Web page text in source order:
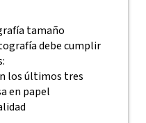
tamaño
debe cumplir
los últimos tres
en papel